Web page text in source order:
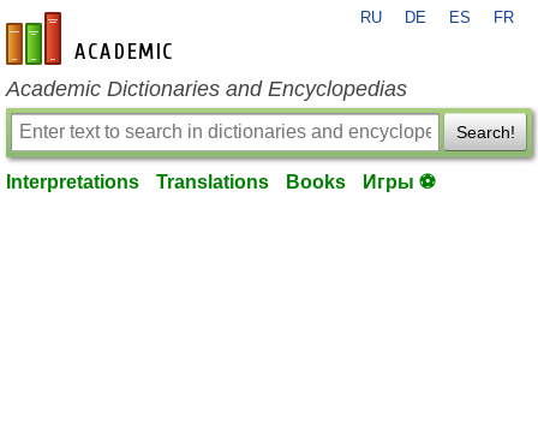
en-academic.com
RU DE ES FR
Academic Dictionaries and Encyclopedias
Search!
Interpretations Translations Books Игры ⚽